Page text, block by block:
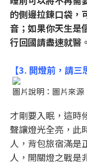
的側邊拉鍊口袋，
音；如果你天生是
行回國請盡速就醫。
【3. 開燈前，請三
圖片說明：圖片來
才剛要入眠，這時
聲讓燈光全亮，此
人，背包旅宿滿是
人，開關燈之戰是